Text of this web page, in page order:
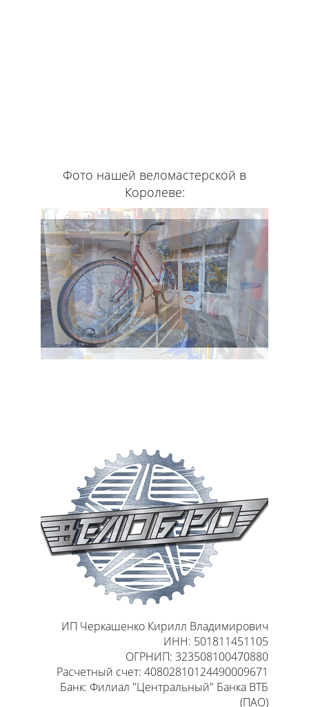
Фото нашей веломастерской в
Королеве:
ИП Черкашенко Кирилл Владимирович
ИНН: 501811451105
ОГРНИП: 323508100470880
Расчетный счет: 40802810124490009671
Банк: Филиал "Центральный" Банка ВТБ
(ПАО)